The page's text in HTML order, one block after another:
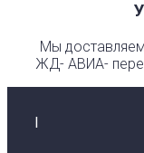
Мы
ЖД- АВИА-
I